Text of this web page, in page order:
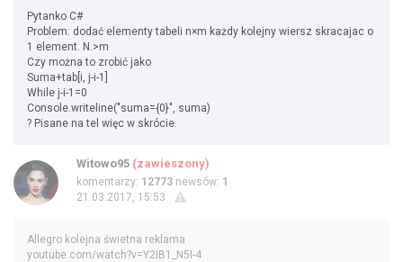
Pytanko C#
Problem: dodać elementy tabeli n×m każdy kolejny wiersz skracajac o
1 element. N.>m
Czy można to zrobić jako
Suma+tab[i, j-i-1]
While j-i-1=0
Console.writeline("suma={0}", suma)
? Pisane na tel więc w skrócie.
Witowo95 (zawieszony)
komentarzy: 12773 newsów: 1
21.03.2017, 15:53
Allegro kolejna świetna reklama
youtube.com/watch?v=Y2IB1_N5I-4